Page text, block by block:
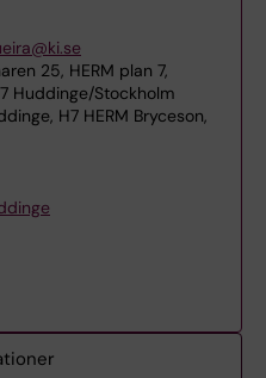
25, HERM plan 7,
Huddinge/Stockholm
H7 HERM Bryceson,